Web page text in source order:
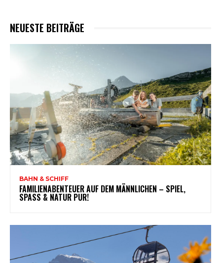
NEUESTE BEITRÄGE
BAHN & SCHIFF
FAMILIENABENTEUER AUF DEM MÄNNLICHEN – SPIEL,
SPASS & NATUR PUR!